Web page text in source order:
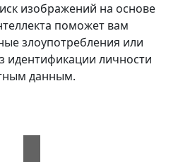
изображений на основе
поможет вам
злоупотребления или
идентификации личности
данным.